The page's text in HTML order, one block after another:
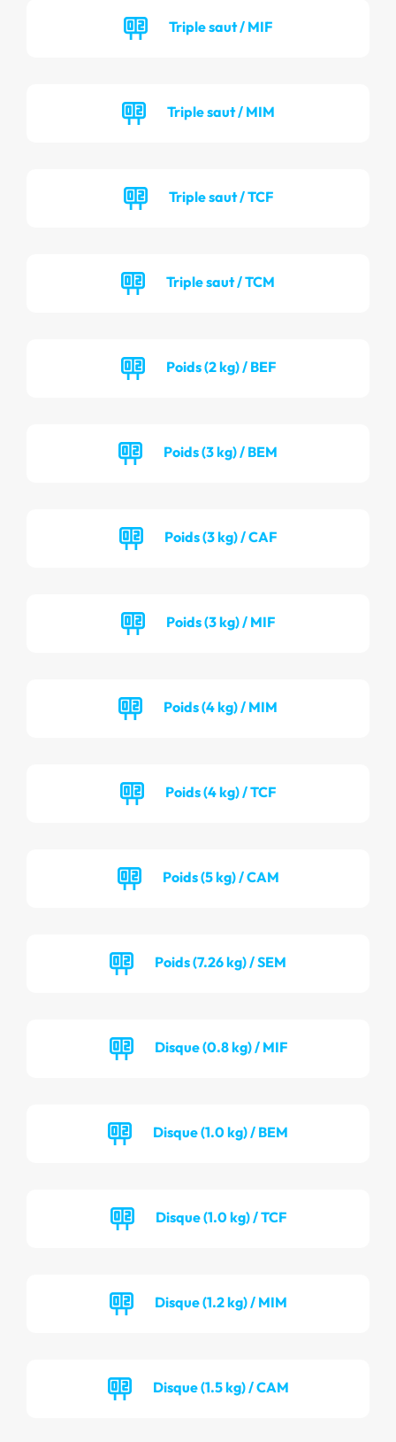
Triple saut / MIF
Triple saut / MIM
Triple saut / TCF
Triple saut / TCM
Poids (2 kg) / BEF
Poids (3 kg) / BEM
Poids (3 kg) / CAF
Poids (3 kg) / MIF
Poids (4 kg) / MIM
Poids (4 kg) / TCF
Poids (5 kg) / CAM
Poids (7.26 kg) / SEM
Disque (0.8 kg) / MIF
Disque (1.0 kg) / BEM
Disque (1.0 kg) / TCF
Disque (1.2 kg) / MIM
Disque (1.5 kg) / CAM